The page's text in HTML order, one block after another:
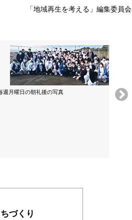
「地域再生を考える」編集委員会
週月曜日の朝礼後の写真
づくり